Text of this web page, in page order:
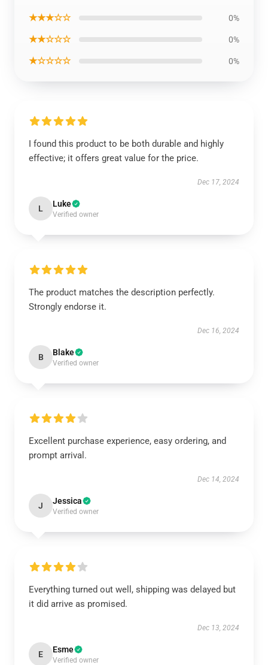
★★★☆☆ 0%
★★☆☆☆ 0%
★☆☆☆☆ 0%
I found this product to be both durable and highly
effective; it offers great value for the price.
Dec 17, 2024
L Luke
Verified owner
The product matches the description perfectly.
Strongly endorse it.
Dec 16, 2024
B Blake
Verified owner
Excellent purchase experience, easy ordering, and
prompt arrival.
Dec 14, 2024
J Jessica
Verified owner
Everything turned out well, shipping was delayed but
it did arrive as promised.
Dec 13, 2024
E Esme
Verified owner